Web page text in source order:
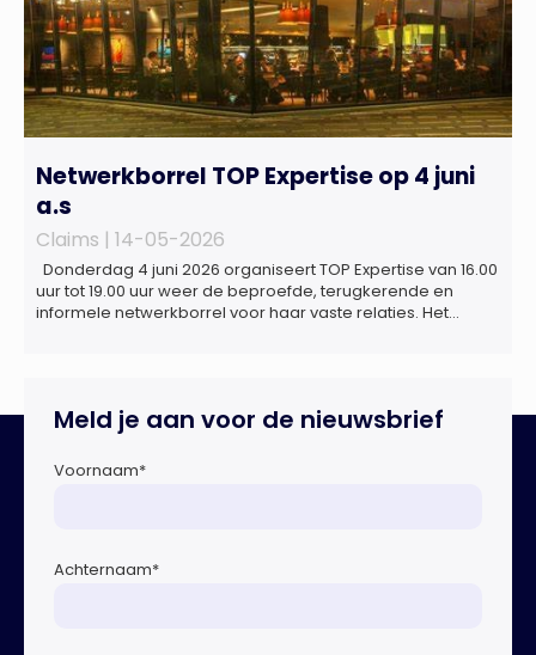
Netwerkborrel TOP Expertise op 4 juni
a.s
Claims | 14-05-2026
Donderdag 4 juni 2026 organiseert TOP Expertise van 16.00
uur tot 19.00 uur weer de beproefde, terugkerende en
informele netwerkborrel voor haar vaste relaties. Het
Meld je aan voor de nieuwsbrief
Voornaam*
Achternaam*